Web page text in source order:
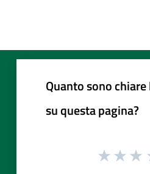
Quanto sono
su questa pagina?